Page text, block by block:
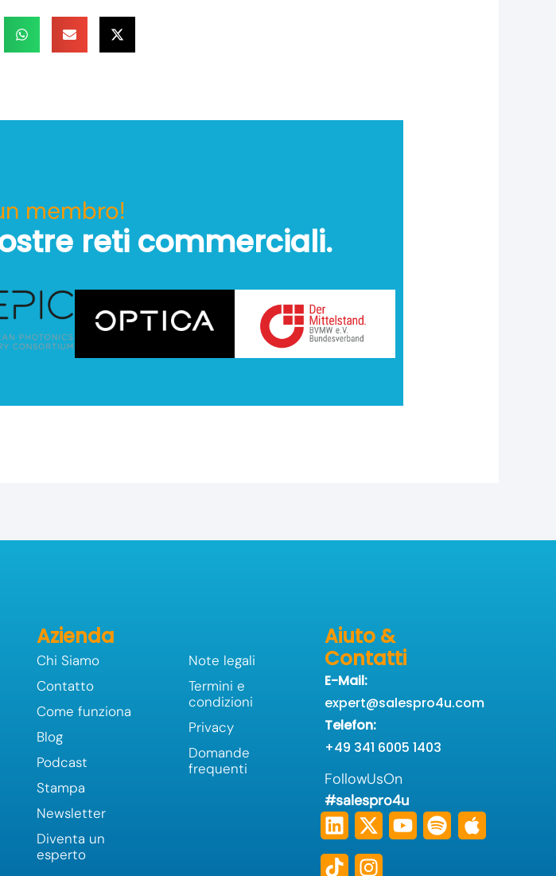
membro!
reti commerciali.
Azienda
Chi Siamo
Contatto
Come funziona
Blog
Podcast
Stampa
Newsletter
Diventa un
esperto
Note legali
Termini e
condizioni
Privacy
Domande
frequenti
Aiuto &
Contatti
E-Mail:
expert@salespro4u.com
Telefon:
+49 341 6005 1403
FollowUsOn
#salespro4u
Linkedin
X-
twitter
Youtube
SpotifyApple
TiktokInstagram